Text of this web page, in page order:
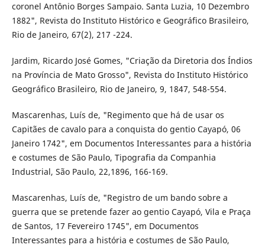
coronel Antônio Borges Sampaio. Santa Luzia, 10 Dezembro
1882", Revista do Instituto Histórico e Geográfico Brasileiro,
Rio de Janeiro, 67(2), 217 -224.
Jardim, Ricardo José Gomes, "Criação da Diretoria dos Índios
na Província de Mato Grosso", Revista do Instituto Histórico
Geográfico Brasileiro, Rio de Janeiro, 9, 1847, 548-554.
Mascarenhas, Luís de, "Regimento que há de usar os
Capitães de cavalo para a conquista do gentio Cayapó, 06
Janeiro 1742", em Documentos Interessantes para a história
e costumes de São Paulo, Tipografia da Companhia
Industrial, São Paulo, 22,1896, 166-169.
Mascarenhas, Luís de, "Registro de um bando sobre a
guerra que se pretende fazer ao gentio Cayapó, Vila e Praça
de Santos, 17 Fevereiro 1745", em Documentos
Interessantes para a história e costumes de São Paulo,